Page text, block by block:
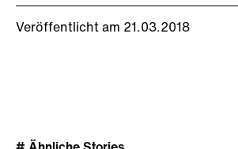
Veröffentlicht am 21.03.2018